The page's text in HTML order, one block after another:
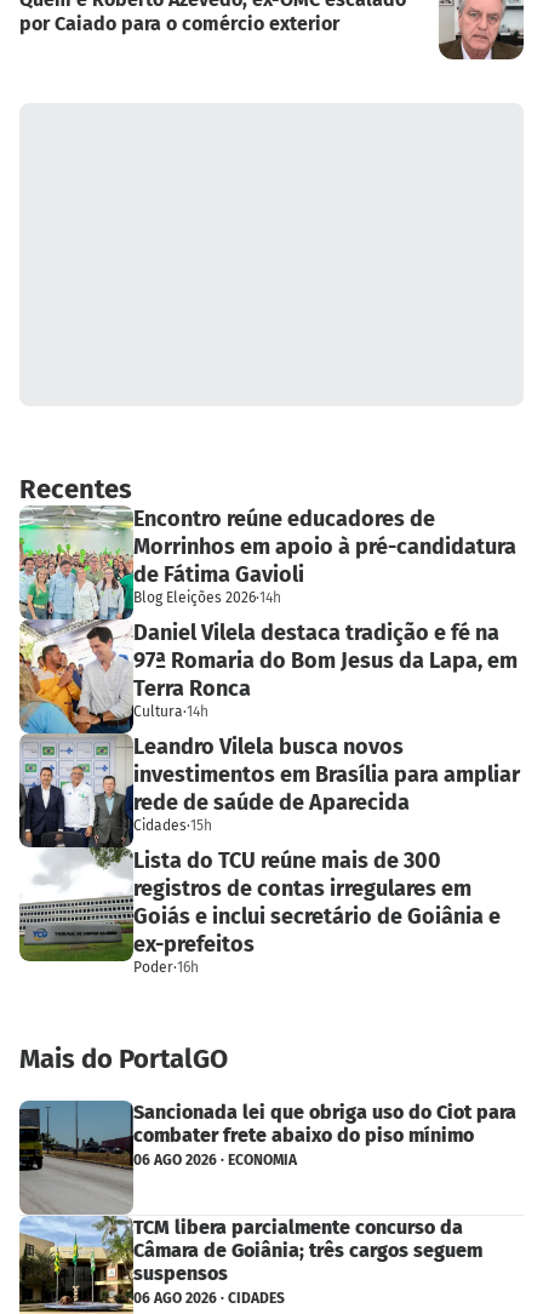
por Caiado para o comércio exterior
Recentes
Encontro reúne educadores de
Morrinhos em apoio à pré-candidatura
de Fátima Gavioli
Blog Eleições 2026·14h
Daniel Vilela destaca tradição e fé na
97ª Romaria do Bom Jesus da Lapa, em
Terra Ronca
Cultura·14h
Leandro Vilela busca novos
investimentos em Brasília para ampliar
rede de saúde de Aparecida
Cidades·15h
Lista do TCU reúne mais de 300
registros de contas irregulares em
Goiás e inclui secretário de Goiânia e
ex-prefeitos
Poder·16h
Mais do PortalGO
Sancionada lei que obriga uso do Ciot para
combater frete abaixo do piso mínimo
06 AGO 2026 · ECONOMIA
TCM libera parcialmente concurso da
Câmara de Goiânia; três cargos seguem
suspensos
06 AGO 2026 · CIDADES